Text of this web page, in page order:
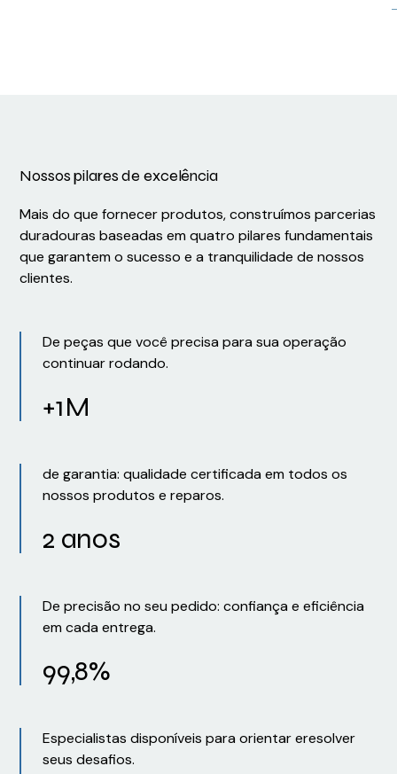
Nossos pilares de excelência
Mais do que fornecer produtos, construímos parcerias
duradouras baseadas em quatro pilares fundamentais
que garantem o sucesso e a tranquilidade de nossos
clientes.
De peças que você precisa para sua operação
continuar rodando.
+1M
de garantia: qualidade certificada em todos os
nossos produtos e reparos.
2 anos
De precisão no seu pedido: confiança e eficiência
em cada entrega.
99,8%
Especialistas disponíveis para orientar eresolver
seus desafios.